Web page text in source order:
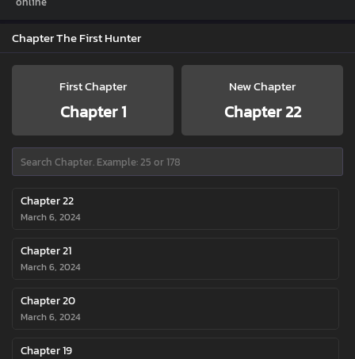
Chapter The First Hunter
First Chapter
Chapter 1
New Chapter
Chapter 22
Chapter 22
March 6, 2024
Chapter 21
March 6, 2024
Chapter 20
March 6, 2024
Chapter 19